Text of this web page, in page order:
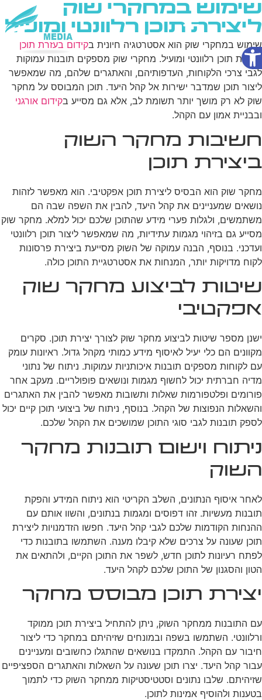
פתח סרגל נגישות
שימוש במחקרי שוק
ליצירת תוכן רלוונטי ומועיל
שימוש במחקרי שוק הוא אסטרטגיה חיונית בקידום בעזרת תוכן
ליצירת תוכן רלוונטי ומועיל. מחקרי שוק מספקים תובנות עמוקות
לגבי צרכי הלקוחות, העדפותיהם, והאתגרים שלהם, מה שמאפשר
ליצור תוכן שמדבר ישירות אל קהל היעד. תוכן המבוסס על מחקר
שוק לא רק מושך יותר תשומת לב, אלא גם מסייע בקידום אורגני
ובבניית אמון עם הקהל.
חשיבות מחקר השוק
ביצירת תוכן
מחקר שוק הוא הבסיס ליצירת תוכן אפקטיבי. הוא מאפשר לזהות
נושאים שמעניינים את קהל היעד, להבין את השפה שבה הם
משתמשים, ולגלות פערי מידע שהתוכן שלכם יכול למלא. מחקר שוק
מסייע גם בזיהוי מגמות עתידיות, מה שמאפשר ליצור תוכן רלוונטי
ועדכני. בנוסף, הבנה עמוקה של השוק מסייעת ביצירת פרסונות
לקוח מדויקות יותר, המנחות את אסטרטגיית התוכן כולה.
שיטות לביצוע מחקר שוק
אפקטיבי
ישנן מספר שיטות לביצוע מחקר שוק לצורך יצירת תוכן. סקרים
מקוונים הם כלי יעיל לאיסוף מידע כמותי מקהל גדול. ראיונות עומק
עם לקוחות מספקים תובנות איכותניות עמוקות. ניתוח של נתוני
מדיה חברתית יכול לחשוף מגמות ונושאים פופולריים. מעקב אחר
פורומים ופלטפורמות שאלות ותשובות מאפשר להבין את האתגרים
והשאלות הנפוצות של הקהל. בנוסף, ניתוח של ביצועי תוכן קיים יכול
לספק תובנות לגבי סוגי התוכן שמושכים את הקהל שלכם.
ניתוח וישום תובנות מחקר
השוק
לאחר איסוף הנתונים, השלב הקריטי הוא ניתוח המידע והפקת
תובנות מעשיות. זהו דפוסים ומגמות בנתונים, והשוו אותם עם
ההנחות הקודמות שלכם לגבי קהל היעד. חפשו הזדמנויות ליצירת
תוכן שעונה על צרכים שלא קיבלו מענה. השתמשו בתובנות כדי
לפתח רעיונות לתוכן חדש, לשפר את התוכן הקיים, ולהתאים את
הטון והסגנון של התוכן שלכם לקהל היעד.
יצירת תוכן מבוסס מחקר
עם התובנות ממחקר השוק, ניתן להתחיל ביצירת תוכן ממוקד
ורלוונטי. השתמשו בשפה ובמונחים שזיהיתם במחקר כדי ליצור
חיבור עם הקהל. התמקדו בנושאים שהתגלו כחשובים ומעניינים
עבור קהל היעד. יצרו תוכן שעונה על השאלות והאתגרים הספציפיים
שזיהיתם. שלבו נתונים וסטטיסטיקות ממחקר השוק כדי לתמוך
בטענות ולהוסיף אמינות לתוכן.